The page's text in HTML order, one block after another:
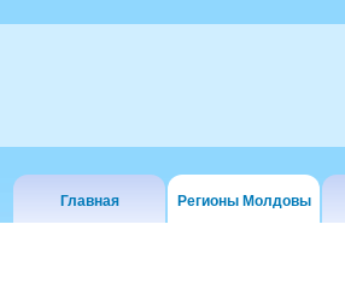
Главная Регионы Молдовы